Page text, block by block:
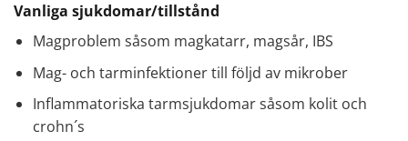
Vanliga sjukdomar/tillstånd
Magproblem såsom magkatarr, magsår, IBS
Mag- och tarminfektioner till följd av mikrober
Inflammatoriska tarmsjukdomar såsom kolit och
crohn´s